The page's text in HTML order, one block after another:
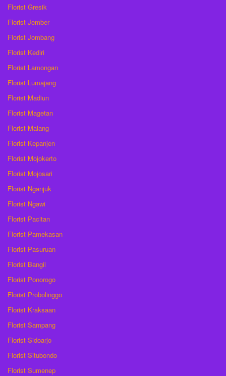
Florist Gresik
Florist Jember
Florist Jombang
Florist Kediri
Florist Lamongan
Florist Lumajang
Florist Madiun
Florist Magetan
Florist Malang
Florist Kepanjen
Florist Mojokerto
Florist Mojosari
Florist Nganjuk
Florist Ngawi
Florist Pacitan
Florist Pamekasan
Florist Pasuruan
Florist Bangil
Florist Ponorogo
Florist Probolinggo
Florist Kraksaan
Florist Sampang
Florist Sidoarjo
Florist Situbondo
Florist Sumenep